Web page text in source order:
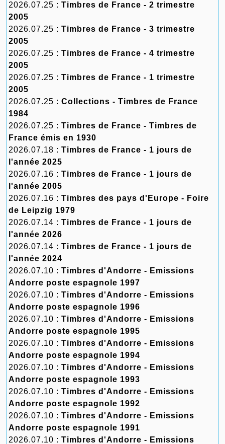
2026.07.25 : Timbres de France - 2 trimestre
2005
2026.07.25 : Timbres de France - 3 trimestre
2005
2026.07.25 : Timbres de France - 4 trimestre
2005
2026.07.25 : Timbres de France - 1 trimestre
2005
2026.07.25 : Collections - Timbres de France
1984
2026.07.25 : Timbres de France - Timbres de
France émis en 1930
2026.07.18 : Timbres de France - 1 jours de
l'année 2025
2026.07.16 : Timbres de France - 1 jours de
l'année 2005
2026.07.16 : Timbres des pays d'Europe - Foire
de Leipzig 1979
2026.07.14 : Timbres de France - 1 jours de
l'année 2026
2026.07.14 : Timbres de France - 1 jours de
l'année 2024
2026.07.10 : Timbres d'Andorre - Emissions
Andorre poste espagnole 1997
2026.07.10 : Timbres d'Andorre - Emissions
Andorre poste espagnole 1996
2026.07.10 : Timbres d'Andorre - Emissions
Andorre poste espagnole 1995
2026.07.10 : Timbres d'Andorre - Emissions
Andorre poste espagnole 1994
2026.07.10 : Timbres d'Andorre - Emissions
Andorre poste espagnole 1993
2026.07.10 : Timbres d'Andorre - Emissions
Andorre poste espagnole 1992
2026.07.10 : Timbres d'Andorre - Emissions
Andorre poste espagnole 1991
2026.07.10 : Timbres d'Andorre - Emissions